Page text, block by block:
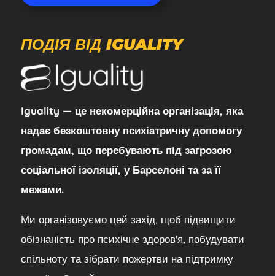
ПОДІЯ ВІД IGUALITY
Iguality — це некомерційна організація, яка
надає безкоштовну психіатричну допомогу
громадам, що перебувають під загрозою
соціальної ізоляції, у Барселоні та за її
межами.
Ми організовуємо цей захід, щоб підвищити
обізнаність про психічне здоров'я, побудувати
спільноту та зібрати пожертви на підтримку